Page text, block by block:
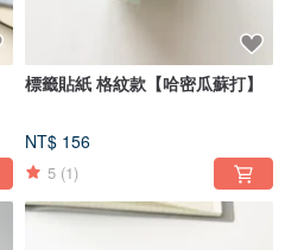
標籤貼紙 格紋款【哈密瓜蘇打】
NT$ 156
5 (1)